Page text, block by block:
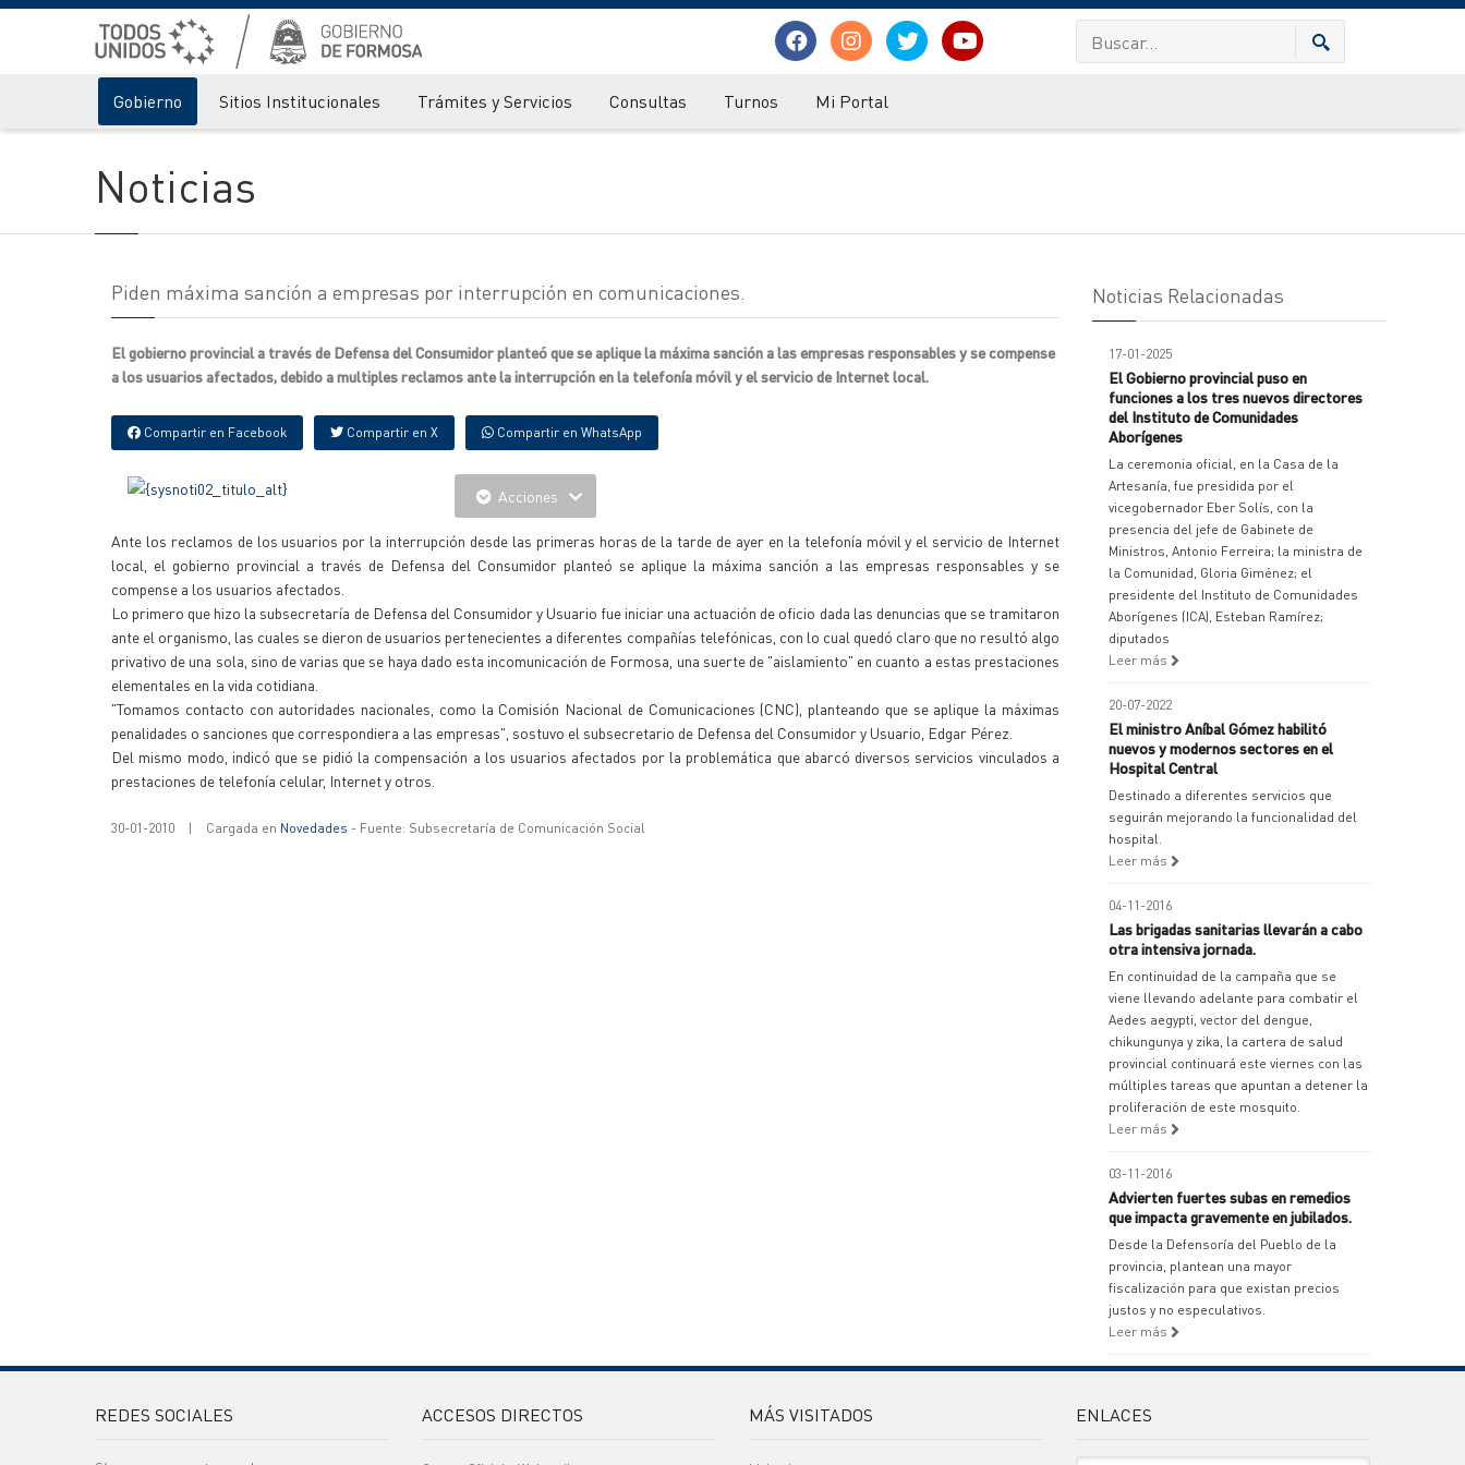
Gobierno Sitios Institucionales Trámites y Servicios Consultas Turnos Mi Portal
Noticias
Piden máxima sanción a empresas por interrupción en comunicaciones.
El gobierno provincial a través de Defensa del Consumidor planteó que se aplique la máxima sanción a las empresas responsables y se compense
a los usuarios afectados, debido a multiples reclamos ante la interrupción en la telefonía móvil y el servicio de Internet local.
Compartir en Facebook Compartir en X Compartir en WhatsApp
Acciones
Ante los reclamos de los usuarios por la interrupción desde las primeras horas de la tarde de ayer en la telefonía móvil y el servicio de Internet
local, el gobierno provincial a través de Defensa del Consumidor planteó se aplique la máxima sanción a las empresas responsables y se
compense a los usuarios afectados.
Lo primero que hizo la subsecretaría de Defensa del Consumidor y Usuario fue iniciar una actuación de oficio dada las denuncias que se tramitaron
ante el organismo, las cuales se dieron de usuarios pertenecientes a diferentes compañías telefónicas, con lo cual quedó claro que no resultó algo
privativo de una sola, sino de varias que se haya dado esta incomunicación de Formosa, una suerte de "aislamiento" en cuanto a estas prestaciones
elementales en la vida cotidiana.
"Tomamos contacto con autoridades nacionales, como la Comisión Nacional de Comunicaciones (CNC), planteando que se aplique la máximas
penalidades o sanciones que correspondiera a las empresas", sostuvo el subsecretario de Defensa del Consumidor y Usuario, Edgar Pérez.
Del mismo modo, indicó que se pidió la compensación a los usuarios afectados por la problemática que abarcó diversos servicios vinculados a
prestaciones de telefonía celular, Internet y otros.
30-01-2010 | Cargada en Novedades - Fuente: Subsecretaría de Comunicación Social
Noticias Relacionadas
17-01-2025
El Gobierno provincial puso en
funciones a los tres nuevos directores
del Instituto de Comunidades
Aborígenes
La ceremonia oficial, en la Casa de la
Artesanía, fue presidida por el
vicegobernador Eber Solís, con la
presencia del jefe de Gabinete de
Ministros, Antonio Ferreira; la ministra de
la Comunidad, Gloria Giménez; el
presidente del Instituto de Comunidades
Aborígenes (ICA), Esteban Ramírez;
diputados
Leer más
20-07-2022
El ministro Aníbal Gómez habilitó
nuevos y modernos sectores en el
Hospital Central
Destinado a diferentes servicios que
seguirán mejorando la funcionalidad del
hospital.
Leer más
04-11-2016
Las brigadas sanitarias llevarán a cabo
otra intensiva jornada.
En continuidad de la campaña que se
viene llevando adelante para combatir el
Aedes aegypti, vector del dengue,
chikungunya y zika, la cartera de salud
provincial continuará este viernes con las
múltiples tareas que apuntan a detener la
proliferación de este mosquito.
Leer más
03-11-2016
Advierten fuertes subas en remedios
que impacta gravemente en jubilados.
Desde la Defensoría del Pueblo de la
provincia, plantean una mayor
fiscalización para que existan precios
justos y no especulativos.
Leer más
REDES SOCIALES ACCESOS DIRECTOS MÁS VISITADOS ENLACES